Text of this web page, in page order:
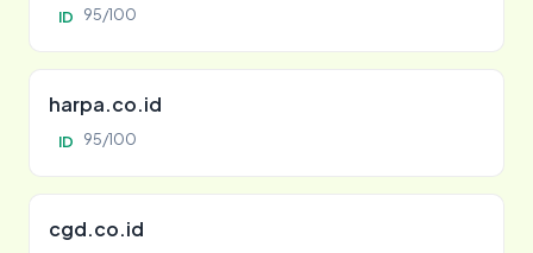
ID 95/100
harpa.co.id
ID 95/100
cgd.co.id